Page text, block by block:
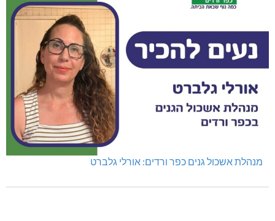
מנהלת אשכול גנים כפר ורדים: אורלי גלברט